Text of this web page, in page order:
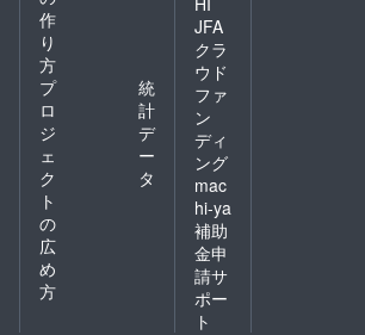
作
り
方
プ
ロ
ジ
ェ
ク
ト
の
広
め
方
統
計
デ
ー
タ
JFA
クラ
ウド
ファ
ン
ディ
ング
mac
hi-ya
補助
金申
請サ
ポー
ト